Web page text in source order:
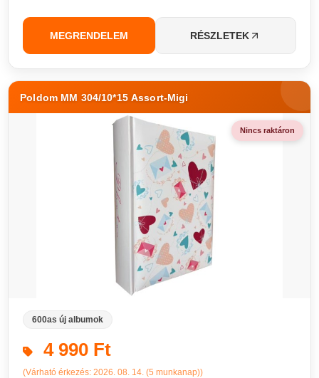
MEGRENDELEM RÉSZLETEK
Poldom MM 304/10*15 Assort-Migi
Nincs raktáron
600as új albumok
4 990 Ft
(Várható érkezés: 2026. 08. 14. (5 munkanap))